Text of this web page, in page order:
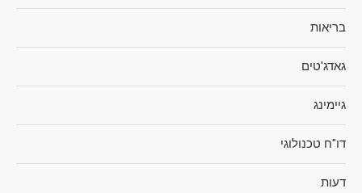
בריאות
גאדג'טים
גיימינג
דו"ח טכנולוגי
דעות